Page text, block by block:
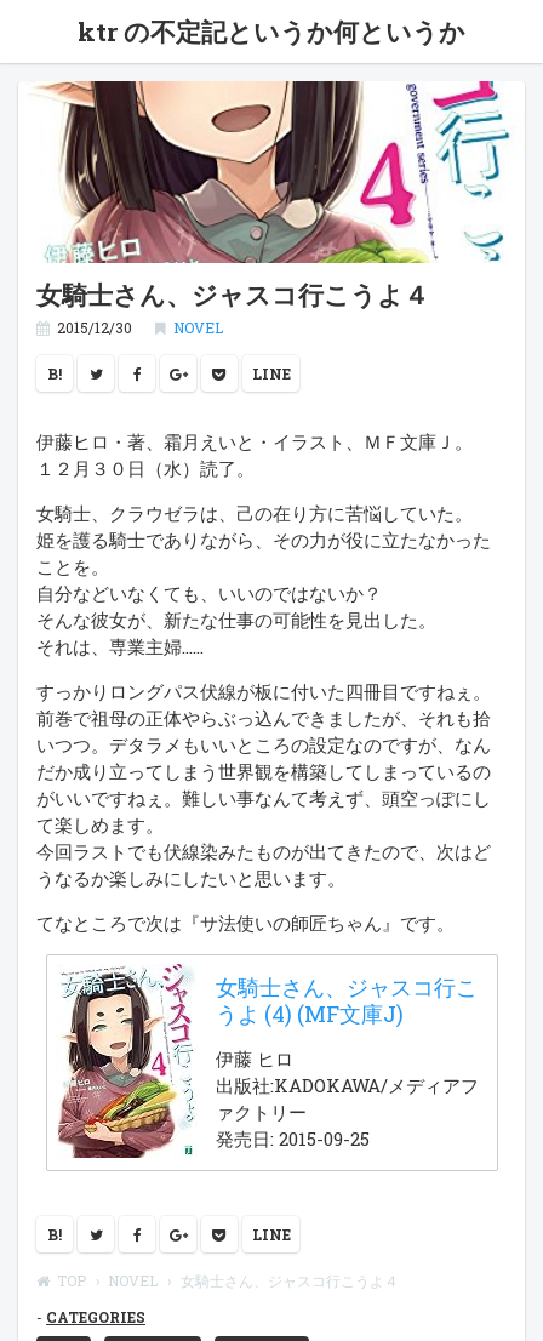
ktr の不定記というか何というか
女騎士さん、ジャスコ行こうよ４
2015/12/30 NOVEL
B! LINE
伊藤ヒロ・著、霜月えいと・イラスト、ＭＦ文庫Ｊ。
１２月３０日（水）読了。
女騎士、クラウゼラは、己の在り方に苦悩していた。
姫を護る騎士でありながら、その力が役に立たなかった
ことを。
自分などいなくても、いいのではないか？
そんな彼女が、新たな仕事の可能性を見出した。
それは、専業主婦……
すっかりロングパス伏線が板に付いた四冊目ですねぇ。
前巻で祖母の正体やらぶっ込んできましたが、それも拾
いつつ。デタラメもいいところの設定なのですが、なん
だか成り立ってしまう世界観を構築してしまっているの
がいいですねぇ。難しい事なんて考えず、頭空っぽにし
て楽しめます。
今回ラストでも伏線染みたものが出てきたので、次はど
うなるか楽しみにしたいと思います。
てなところで次は『サ法使いの師匠ちゃん』です。
女騎士さん、ジャスコ行こ
うよ (4) (MF文庫J)
伊藤 ヒロ
出版社:KADOKAWA/メディアフ
ァクトリー
発売日: 2015-09-25
B! LINE
TOP NOVEL
女騎士さん、ジャスコ行こうよ４
CATEGORIES